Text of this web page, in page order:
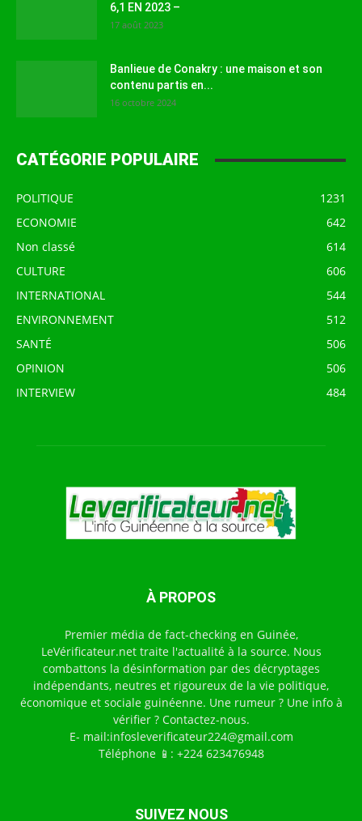
6,1 EN 2023 –
17 août 2023
Banlieue de Conakry : une maison et son
contenu partis en...
16 octobre 2024
CATÉGORIE POPULAIRE
POLITIQUE
1231
ECONOMIE
642
Non classé
614
CULTURE
606
INTERNATIONAL
544
ENVIRONNEMENT
512
SANTÉ
506
OPINION
506
INTERVIEW
484
À PROPOS
Premier média de fact-checking en Guinée,
LeVérificateur.net traite l'actualité à la source. Nous
combattons la désinformation par des décryptages
indépendants, neutres et rigoureux de la vie politique,
économique et sociale guinéenne. Une rumeur ? Une info à
vérifier ? Contactez-nous.
E- mail:infosleverificateur224@gmail.com
Téléphone 📱: +224 623476948
SUIVEZ NOUS